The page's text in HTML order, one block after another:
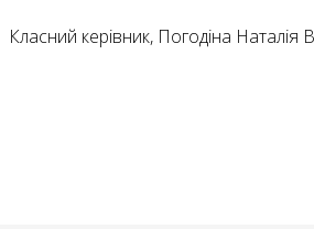
Класний керівник, Погодіна Наталія